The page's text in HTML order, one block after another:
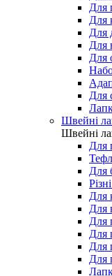
Для
Для
Для
Для
Для
Для
Швейні
Швейні
Для
Для
Для
Для
Для
Для
Для
Для